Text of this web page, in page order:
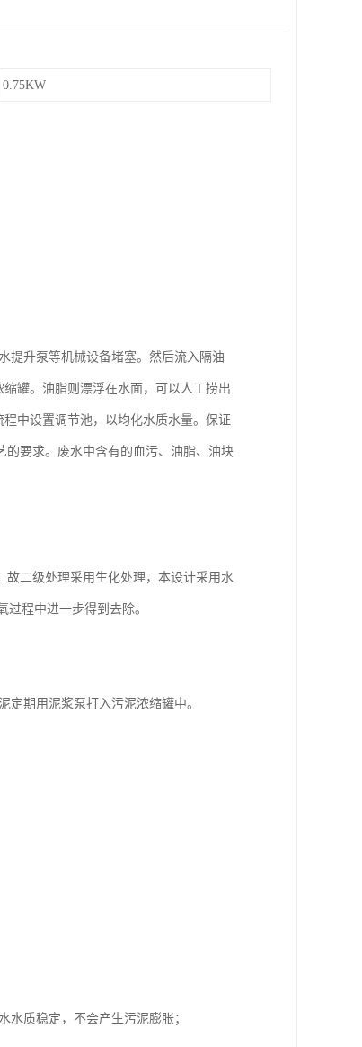
0.75KW
提升泵等机械设备堵塞。然后流入隔油
罐。油脂则漂浮在水面，可以人工捞出
中设置调节池，以均化水质水量。保证
的要求。废水中含有的血污、油脂、油块
故二级处理采用生化处理，本设计采用水
程中进一步得到去除。
定期用泥浆泵打入污泥浓缩罐中。
质稳定，不会产生污泥膨胀；